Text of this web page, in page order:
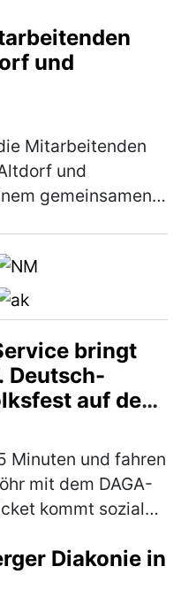
(mehr)
und
Mitarbeitenden
und
gemeinsamen
bringt
Deutsch-
auf den
Minuten und fahren
mit dem DAGA-
kommt sozialen
(mehr)
Diakonie in